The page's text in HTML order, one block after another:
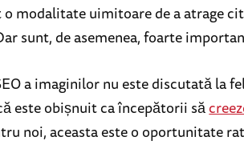
modalitate uimitoare de a atrage
sunt, de asemenea, foarte
a imaginilor nu este discutată la
este obișnuit ca începătorii să
noi, aceasta este o oportunitate